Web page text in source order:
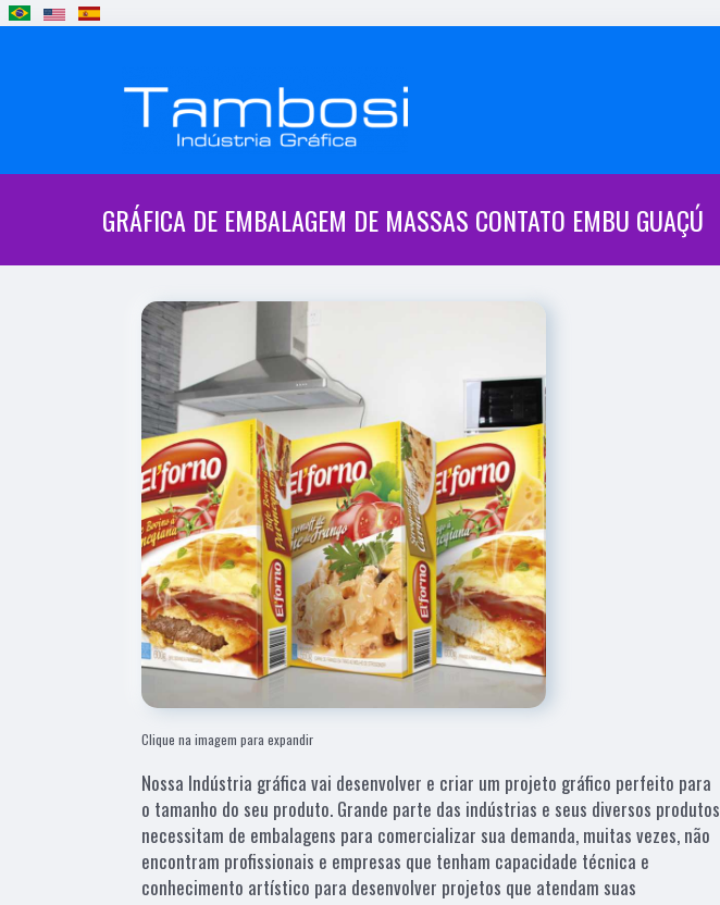
GRÁFICA DE EMBALAGEM DE MASSAS CONTATO EMBU GUAÇÚ
Clique na imagem para expandir
Nossa Indústria gráfica vai desenvolver e criar um projeto gráfico perfeito para
o tamanho do seu produto. Grande parte das indústrias e seus diversos produtos
necessitam de embalagens para comercializar sua demanda, muitas vezes, não
encontram profissionais e empresas que tenham capacidade técnica e
conhecimento artístico para desenvolver projetos que atendam suas